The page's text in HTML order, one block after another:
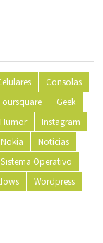
Consolas
Geek
Humor
Instagram
Nokia
Noticias
Sistema Operativo
Wordpress